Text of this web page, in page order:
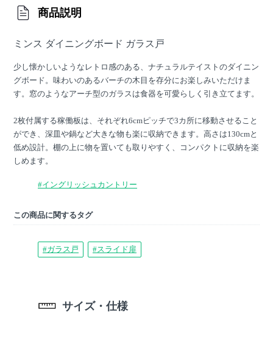
商品説明
ミンス ダイニングボード ガラス戸
少し懐かしいようなレトロ感のある、ナチュラルテイストのダイニン
グボード。味わいのあるバーチの木目を存分にお楽しみいただけま
す。窓のようなアーチ型のガラスは食器を可愛らしく引き立てます。
2枚付属する稼働板は、それぞれ6cmピッチで3カ所に移動させること
ができ、深皿や鍋など大きな物も楽に収納できます。高さは130cmと
低め設計。棚の上に物を置いても取りやすく、コンパクトに収納を楽
しめます。
#イングリッシュカントリー
この商品に関するタグ
#ガラス戸 #スライド扉
サイズ・仕様